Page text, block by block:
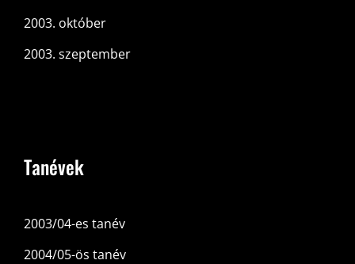
2003. október
2003. szeptember
Tanévek
2003/04-es tanév
2004/05-ös tanév